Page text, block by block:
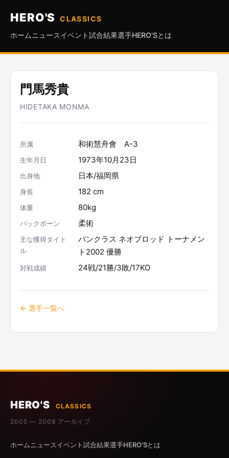
HERO'S
CLASSICS
ホーム ニュースイベント試合結果選手HERO'Sとは
門馬秀貴
HIDETAKA MONMA
所属 和術慧舟會 A-3
生年月日 1973年10月23日
出身地 日本/福岡県
身長 182 cm
体重 80kg
バックボーン 柔術
主な獲得タイト
ル
パンクラス ネオブロッド トーナメン
ト2002 優勝
対戦成績 24戦/21勝/3敗/17KO
← 選手一覧へ
HERO'S
CLASSICS
2005 — 2008 アーカイブ
ホームニュースイベント試合結果選手HERO'Sとは